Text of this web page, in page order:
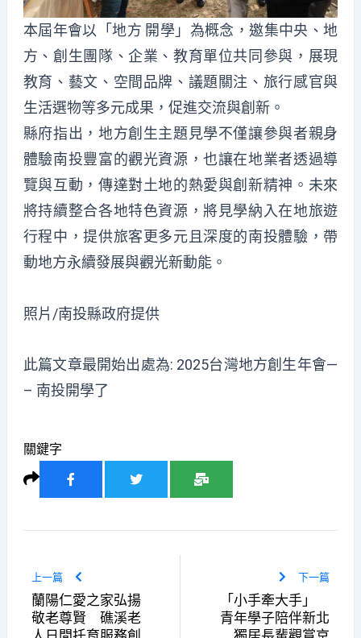
本屆年會以「地方 開學」為概念，邀集中央、地
方、創生團隊、企業、教育單位共同參與，展現
教育、藝文、空間品牌、議題關注、旅行感官與
生活選物等多元成果，促進交流與創新。
縣府指出，地方創生主題見學不僅讓參與者親身
體驗南投豐富的觀光資源，也讓在地業者透過導
覽與互動，傳達對土地的熱愛與創新精神。未來
將持續整合各地特色資源，將見學納入在地旅遊
行程中，提供旅客更多元且深度的南投體驗，帶
動地方永續發展與觀光新動能。
照片/南投縣政府提供
此篇文章最開始出處為: 2025台灣地方創生年會—
– 南投開學了
關鍵字
上一篇
蘭陽仁愛之家弘揚
敬老尊賢 礁溪老
下一篇
「小手牽大手」
青年學子陪伴新北